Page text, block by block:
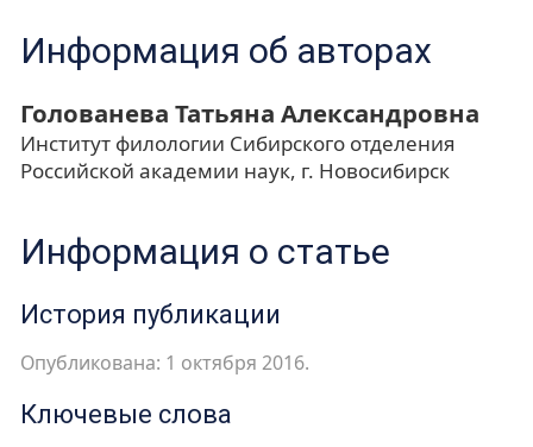
Информация об авторах
Голованева Татьяна Александровна
Институт филологии Сибирского отделения
Российской академии наук, г. Новосибирск
Информация о статье
История публикации
Опубликована: 1 октября 2016.
Ключевые слова